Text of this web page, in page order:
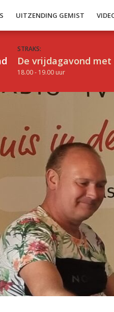
UITZENDING GEMIST
STRAKS:
De vrijdagavond met
18.00 - 19.00 uur